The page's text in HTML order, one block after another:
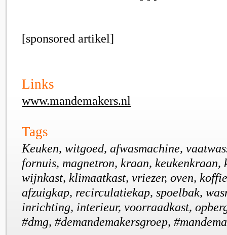
[sponsored artikel]
Links
www.mandemakers.nl
Tags
Keuken, witgoed, afwasmachine,
fornuis, magnetron, kraan, keukenkraan,
wijnkast, klimaatkast, vriezer, oven,
afzuigkap, recirculatiekap, spoelbak,
inrichting, interieur, voorraadkast,
#dmg, #demandemakersgroep,